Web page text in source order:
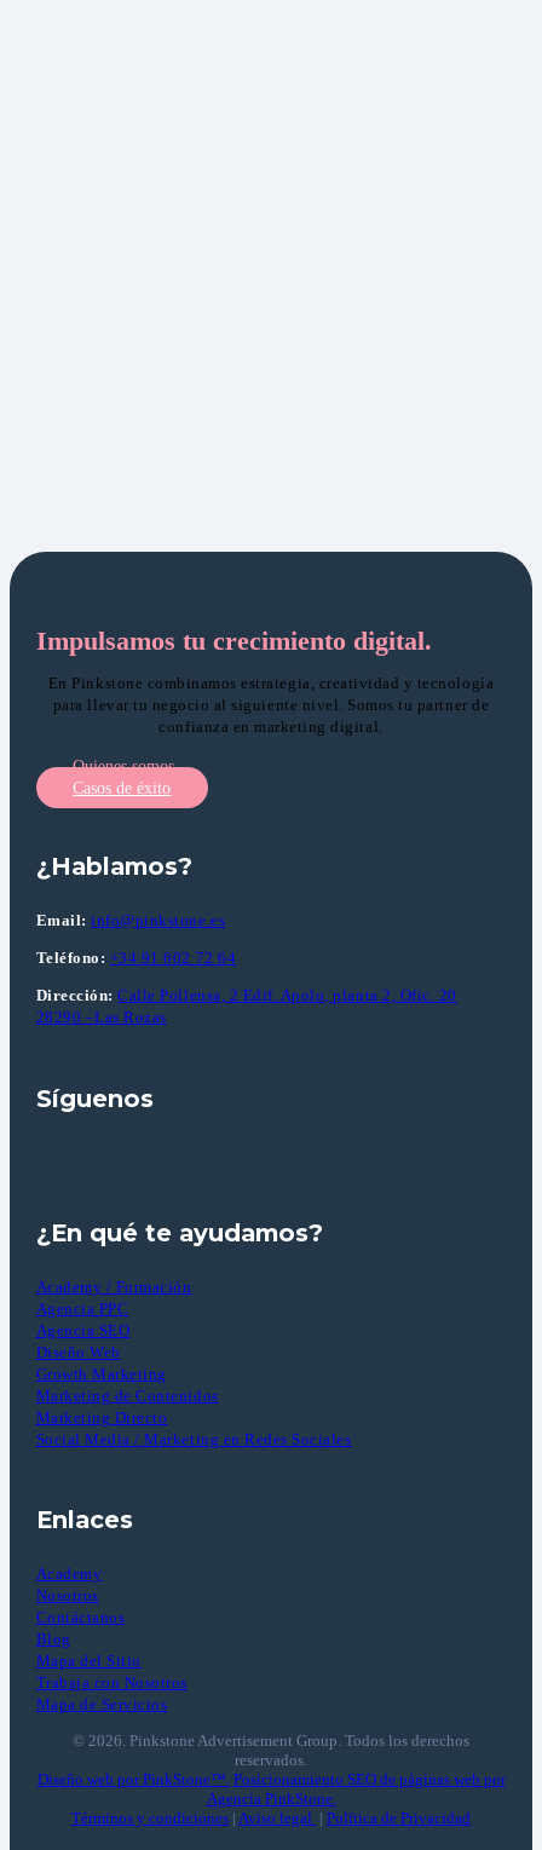
Impulsamos tu crecimiento digital.
En Pinkstone combinamos estrategia, creatividad y tecnología
para llevar tu negocio al siguiente nivel. Somos tu partner de
confianza en marketing digital.
Quienes somos
Casos de éxito
¿Hablamos?
Email: info@pinkstone.es
Teléfono: +34 91 602 72 64
Dirección: Calle Pollensa, 2 Edif. Apolo, planta 2, Ofic. 20
28290 –Las Rozas
Síguenos
¿En qué te ayudamos?
Academy / Formación
Agencia PPC
Agencia SEO
Diseño Web
Growth Marketing
Marketing de Contenidos
Marketing Directo
Social Media / Marketing en Redes Sociales
Enlaces
Academy
Nosotros
Contáctanos
Blog
Mapa del Sitio
Trabaja con Nosotros
Mapa de Servicios
© 2026. Pinkstone Advertisement Group. Todos los derechos
reservados.
Diseño web por PinkStone™. Posicionamiento SEO de páginas web por
Agencia PinkStone.
Términos y condiciones | Aviso legal | Política de Privacidad